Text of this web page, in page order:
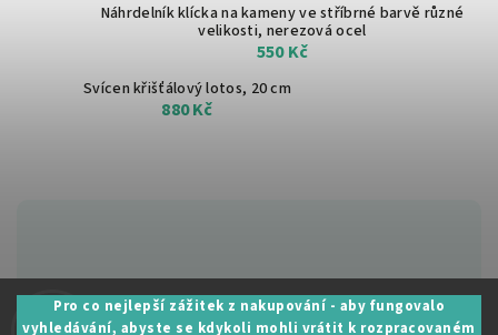
Pro co nejlepší zážitek z nakupování - aby fungovalo
vyhledávání, abyste se kdykoli mohli vrátit k rozpracovaném
Zákaznická podpora:
Náhrdelník klícka na kameny ve stříbrné barvě různé
velikosti, nerezová ocel
550 Kč
Svícen křišťálový lotos, 20 cm
880 Kč